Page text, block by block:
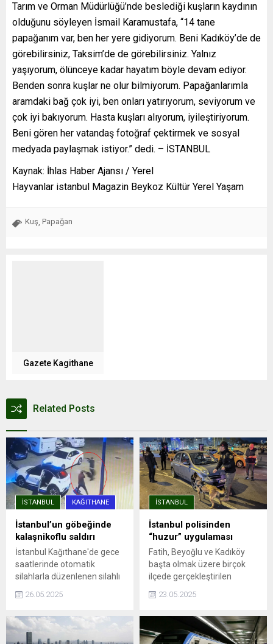
Tarım ve Orman Müdürlüğü’nde beslediği kuşların kaydının
olduğunu söyleyen İsmail Karamustafa, “14 tane
papağanım var, ben her yere gidiyorum. Beni Kadıköy’de de
görebilirsiniz, Taksim’de de görebilirsiniz. Yalnız
yaşıyorum, ölünceye kadar hayatım böyle devam ediyor.
Benden sonra kuşlar ne olur bilmiyorum. Papağanlarımla
aramdaki bağ çok iyi, ben onları yatırıyorum, seviyorum ve
çok iyi bakıyorum. Hasta kuşları alıyorum, iyileştiriyorum.
Beni gören her vatandaş fotoğraf çektirmek ve sosyal
medyada paylaşmak istiyor.” dedi. – İSTANBUL
Kaynak: İhlas Haber Ajansı / Yerel
Hayvanlar istanbul Magazin Beykoz Kültür Yerel Yaşam
Kuş, Papağan
Gazete Kagithane
Related Posts
İSTANBUL KAĞITHANE
İstanbul’un göbeğinde
kalaşnikoflu saldırı
İstanbul Kağıthane'de gece
saatlerinde otomatik
silahlarla düzenlenen silahlı
Ümit Engin şans eseri yara
güvenlik kamerasına
yansıdı.
26.05.2025
İSTANBUL
İstanbul polisinden
“huzur” uygulaması
Fatih, Beyoğlu ve Kadıköy
başta olmak üzere birçok
ilçede gerçekleştirilen
müdürlükleri, Asayiş, Özel
Denetleme şube
müdürlüklerinden ekipler
23.05.2025